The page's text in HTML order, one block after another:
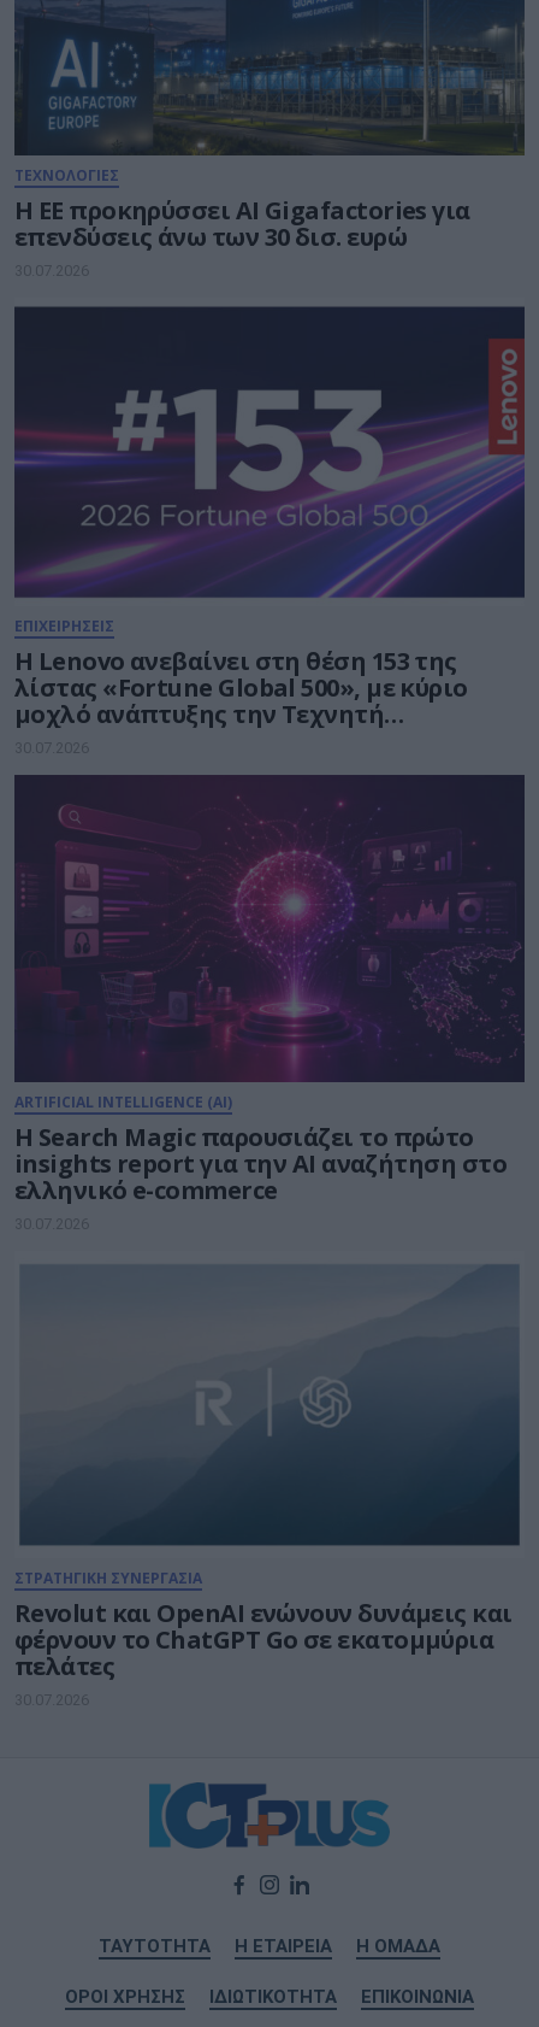
ΤΕΧΝΟΛΟΓΙΕΣ
Η ΕΕ προκηρύσσει AI Gigafactories για
επενδύσεις άνω των 30 δισ. ευρώ
30.07.2026
ΕΠΙΧΕΙΡΗΣΕΙΣ
Η Lenovo ανεβαίνει στη θέση 153 της
λίστας «Fortune Global 500», με κύριο
μοχλό ανάπτυξης την Τεχνητή
Νοημοσύνη
30.07.2026
ARTIFICIAL INTELLIGENCE (AI)
Η Search Magic παρουσιάζει το πρώτο
insights report για την AI αναζήτηση στο
ελληνικό e-commerce
30.07.2026
ΣΤΡΑΤΗΓΙΚΗ ΣΥΝΕΡΓΑΣΙΑ
Revolut και OpenAI ενώνουν δυνάμεις και
φέρνουν το ChatGPT Go σε εκατομμύρια
πελάτες
30.07.2026
ΤΑΥΤΟΤΗΤΑ Η ΕΤΑΙΡΕΙΑ Η ΟΜΑΔΑ
ΟΡΟΙ ΧΡΗΣΗΣ ΙΔΙΩΤΙΚΟΤΗΤΑ ΕΠΙΚΟΙΝΩΝΙΑ